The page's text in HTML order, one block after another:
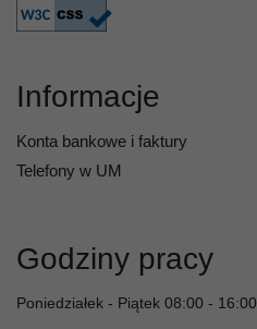
Informacje
Konta bankowe i faktury
Telefony w UM
Godziny pracy
Poniedziałek - Piątek 08:00 - 16:00